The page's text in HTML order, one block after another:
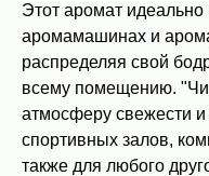
Этот аромат идеально
аромамашинах и
распределяя свой
всему помещению.
атмосферу свежести
спортивных залов,
также для любого